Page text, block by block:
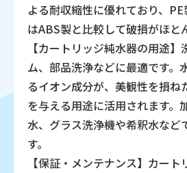
よる耐収縮性に優れており、
はABS製と比較して破損がほと
【カートリッジ純水器の用途
ム、部品洗浄などに最適です。
るイオン成分が、美観性を損ね
を与える用途に活用されます。
水、グラス洗浄機や希釈水など
す。
【保証・メンテナンス】カー